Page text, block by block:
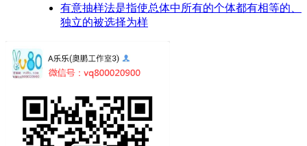
有意抽样法是指使总体中所有的个体都有相等的、
独立的被选择为样